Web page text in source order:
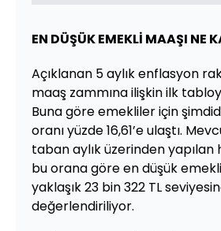
EN DÜŞÜK EMEKLİ MAAŞI NE
Açıklanan 5 aylık enflasyon
maaş zammına ilişkin ilk
Buna göre emekliler için
oranı yüzde 16,61’e ulaştı.
taban aylık üzerinden
bu orana göre en düşük emekli
yaklaşık 23 bin 322 TL
değerlendiriliyor.